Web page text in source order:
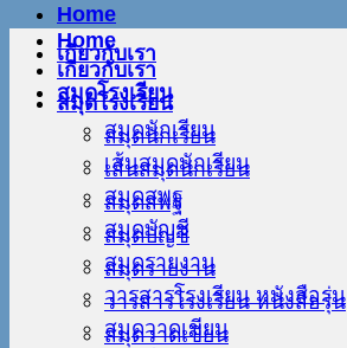
Home
เกี่ยวกับเรา
สมุดโรงเรียน
สมุดนักเรียน
เส้นสมุดนักเรียน
สมุดสพฐ
สมุดบัญชี
สมุดรายงาน
วารสารโรงเรียน หนังสือรุ่น
สมุดวาดเขียน
Home
เกี่ยวกับเรา
สมุดโรงเรียน
สมุดนักเรียน
เส้นสมุดนักเรียน
สมุดสพฐ
สมุดบัญชี
สมุดรายงาน
วารสารโรงเรียน หนังสือรุ่น
สมุดวาดเขียน